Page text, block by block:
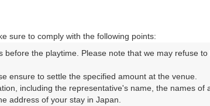
1-14
道・矢吹 20km以内
、ご希望のプランを絞り込むことができます。
sure to comply with the following points:
before the playtime. Please note that we may refuse
ensure to settle the specified amount at the venue.
including the representative's name, the names
address of your stay in Japan.